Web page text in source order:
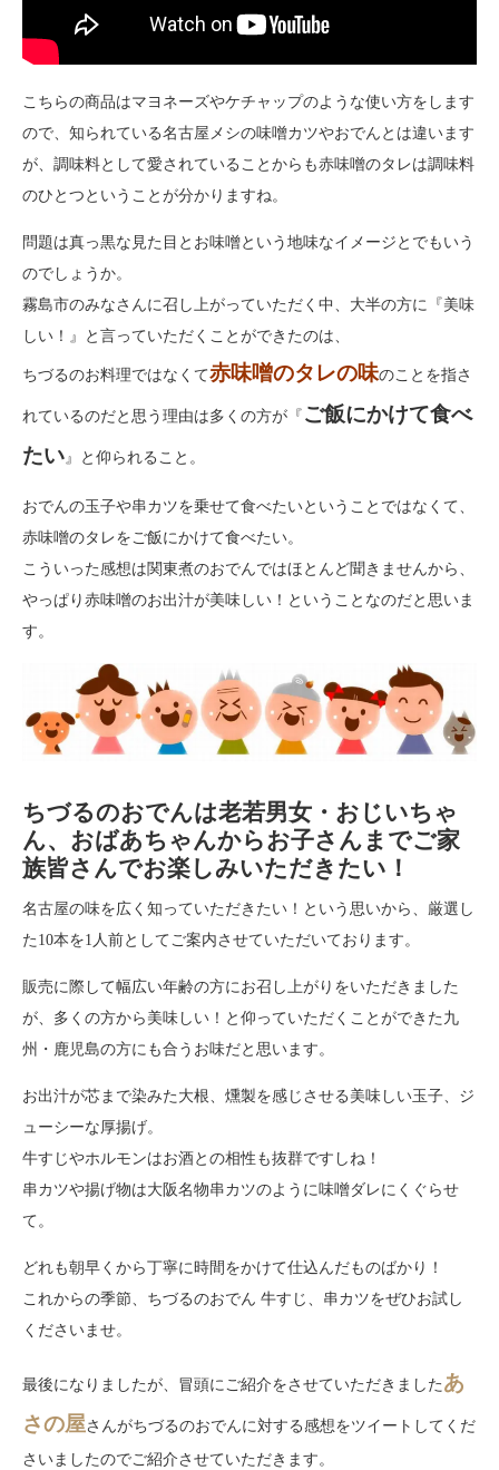
こちらの商品はマヨネーズやケチャップのような使い方をします
ので、知られている名古屋メシの味噌カツやおでんとは違います
が、調味料として愛されていることからも赤味噌のタレは調味料
のひとつということが分かりますね。
問題は真っ黒な見た目とお味噌という地味なイメージとでもいう
のでしょうか。
霧島市のみなさんに召し上がっていただく中、大半の方に『美味
しい！』と言っていただくことができたのは、
ちづるのお料理ではなくて赤味噌のタレの味のことを指さ
れているのだと思う理由は多くの方が『 ご飯にかけて食べ
たい 』と仰られること。
おでんの玉子や串カツを乗せて食べたいということではなくて、
赤味噌のタレをご飯にかけて食べたい。
こういった感想は関東煮のおでんではほとんど聞きませんから、
やっぱり赤味噌のお出汁が美味しい！ということなのだと思いま
す。
ちづるのおでんは老若男女・おじいちゃ
ん、おばあちゃんからお子さんまでご家
族皆さんでお楽しみいただきたい！
名古屋の味を広く知っていただきたい！という思いから、厳選し
た10本を1人前としてご案内させていただいております。
販売に際して幅広い年齢の方にお召し上がりをいただきました
が、多くの方から美味しい！と仰っていただくことができた九
州・鹿児島の方にも合うお味だと思います。
お出汁が芯まで染みた大根、燻製を感じさせる美味しい玉子、ジ
ューシーな厚揚げ。
牛すじやホルモンはお酒との相性も抜群ですしね！
串カツや揚げ物は大阪名物串カツのように味噌ダレにくぐらせ
て。
どれも朝早くから丁寧に時間をかけて仕込んだものばかり！
これからの季節、ちづるのおでん 牛すじ、串カツをぜひお試し
くださいませ。
最後になりましたが、冒頭にご紹介をさせていただきました あ
さの屋さんがちづるのおでんに対する感想をツイートしてくだ
さいましたのでご紹介させていただきます。